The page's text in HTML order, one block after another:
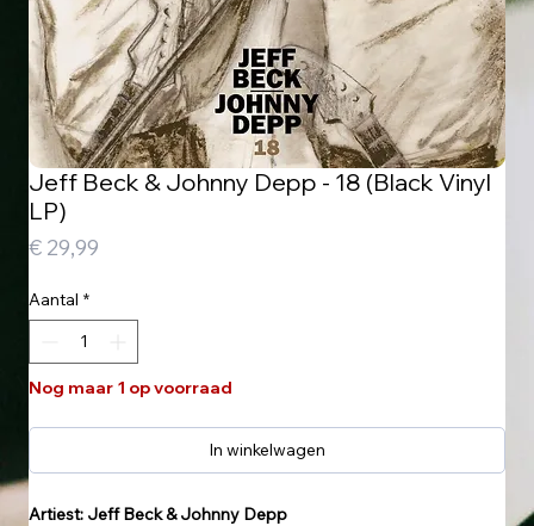
Jeff Beck & Johnny Depp - 18 (Black Vinyl
LP)
€ 29,99
Aantal *
Nog maar 1 op voorraad
In winkelwagen
Artiest: Jeff Beck & Johnny Depp